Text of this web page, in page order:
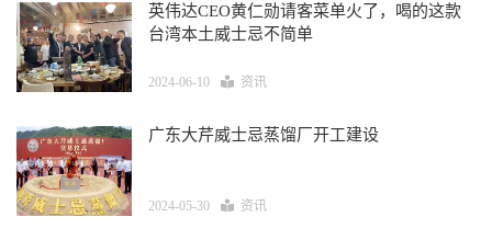
英伟达CEO黄仁勋请客菜单火了，喝的这款
台湾本土威士忌不简单
2024-06-10 资讯
广东大芹威士忌蒸馏厂开工建设
2024-05-30 资讯